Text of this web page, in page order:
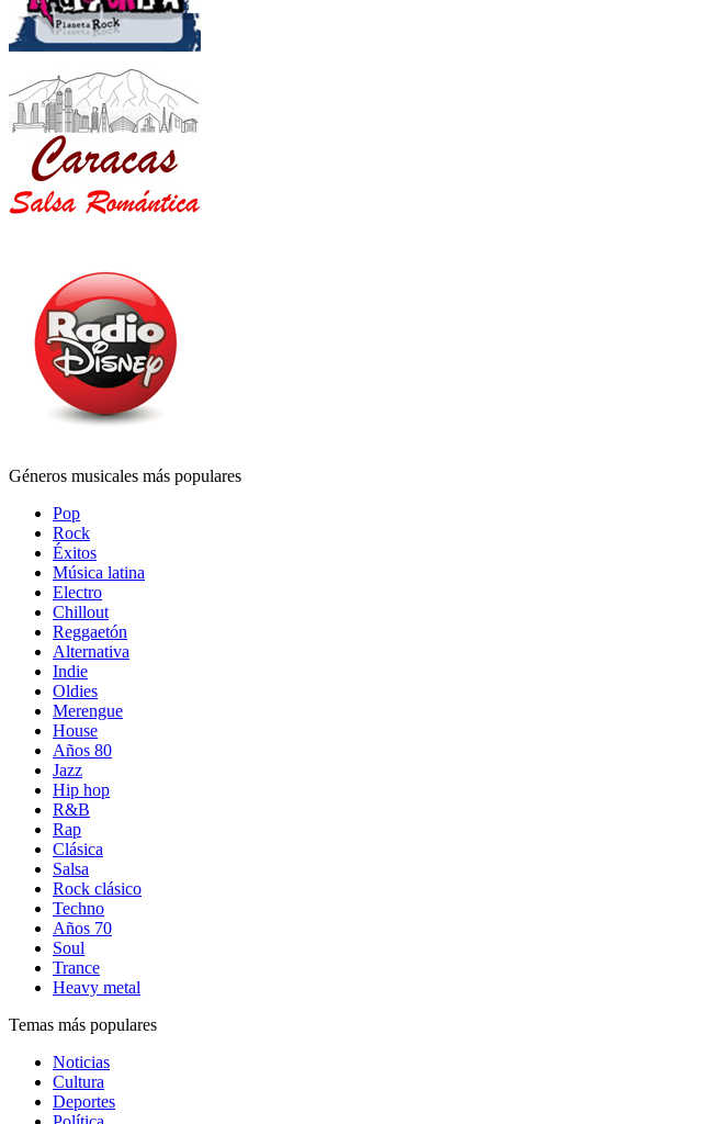
Géneros musicales más populares
Pop
Rock
Éxitos
Música latina
Electro
Chillout
Reggaetón
Alternativa
Indie
Oldies
Merengue
House
Años 80
Jazz
Hip hop
R&B
Rap
Clásica
Salsa
Rock clásico
Techno
Años 70
Soul
Trance
Heavy metal
Temas más populares
Noticias
Cultura
Deportes